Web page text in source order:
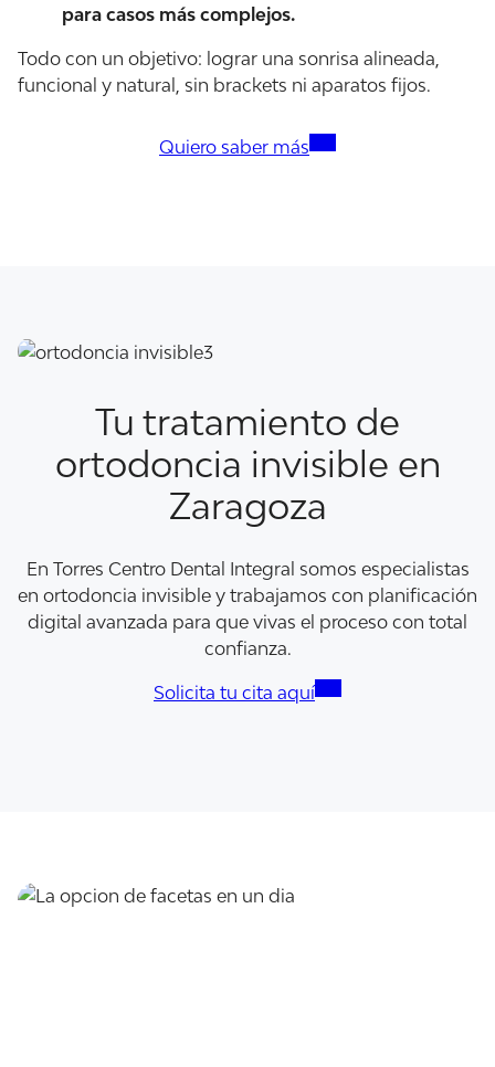
para casos más complejos.
Todo con un objetivo: lograr una sonrisa alineada,
funcional y natural, sin brackets ni aparatos fijos.
Quiero saber más
Tu tratamiento de
ortodoncia invisible en
Zaragoza
En Torres Centro Dental Integral somos especialistas
en ortodoncia invisible y trabajamos con planificación
digital avanzada para que vivas el proceso con total
confianza.
Solicita tu cita aquí